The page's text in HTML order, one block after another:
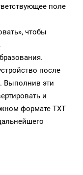
поле
чтобы
после
Выполнив эти
и
формате TXT